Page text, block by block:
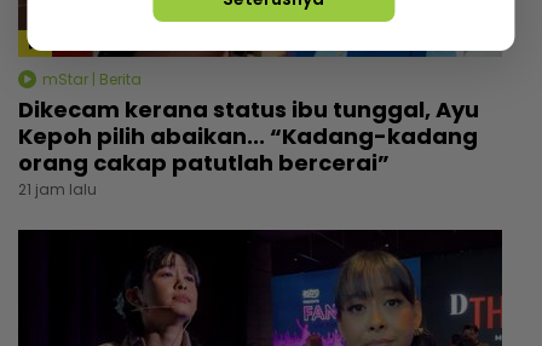
mStar | Berita
Dikecam kerana status ibu tunggal, Ayu
Kepoh pilih abaikan... “Kadang-kadang
orang cakap patutlah bercerai”
21 jam lalu